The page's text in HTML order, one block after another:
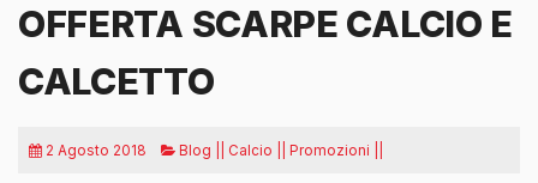
OFFERTA SCARPE CALCIO E
CALCETTO
2 Agosto 2018 Blog || Calcio || Promozioni ||